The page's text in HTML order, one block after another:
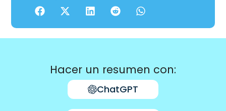
Hacer un resumen con:
ChatGPT